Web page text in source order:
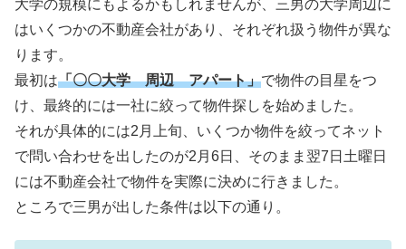
大学の規模にもよるかもしれませんが、三男の大学周辺に
はいくつかの不動産会社があり、それぞれ扱う物件が異な
ります。
最初は「〇〇大学 周辺 アパート」で物件の目星をつ
け、最終的には一社に絞って物件探しを始めました。
それが具体的には2月上旬、いくつか物件を絞ってネット
で問い合わせを出したのが2月6日、そのまま翌7日土曜日
には不動産会社で物件を実際に決めに行きました。
ところで三男が出した条件は以下の通り。